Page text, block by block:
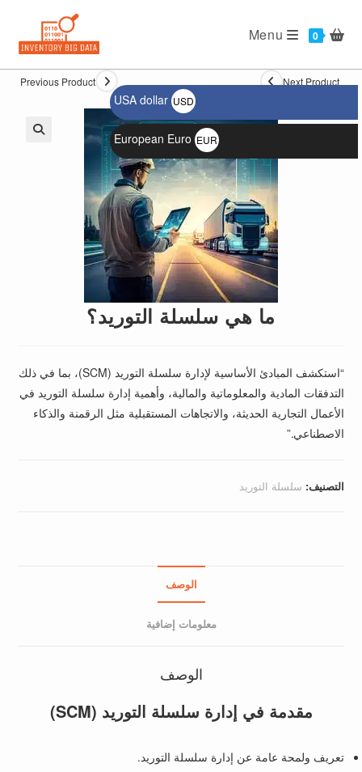
0
Menu
Previous Product Next Product
ما هي سلسلة التوريد؟
“استكشف المبادئ الأساسية لإدارة سلسلة التوريد (SCM)، بما في ذلك
التدفقات المادية والمعلوماتية والمالية، وأهمية إدارة سلسلة التوريد في
الأعمال التجارية الحديثة، والاتجاهات المستقبلية مثل الرقمنة والذكاء
الاصطناعي.”
التصنيف: سلسلة التوريد
الوصف
معلومات إضافية
الوصف
مقدمة في إدارة سلسلة التوريد (SCM)
تعريف ولمحة عامة عن إدارة سلسلة التوريد.
USD
$
EUR
€